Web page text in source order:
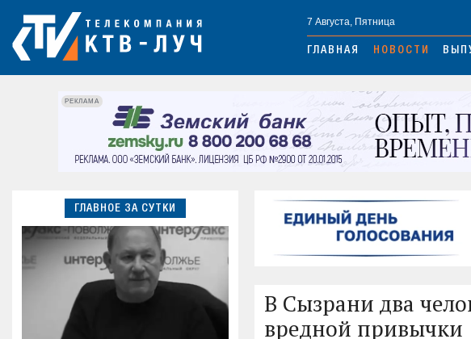
7 Августа, Пятница
ГЛАВНАЯ НОВОСТИ
РЕКЛАМА
ГЛАВНОЕ ЗА СУТКИ
В Сызрани два
вредной привычки